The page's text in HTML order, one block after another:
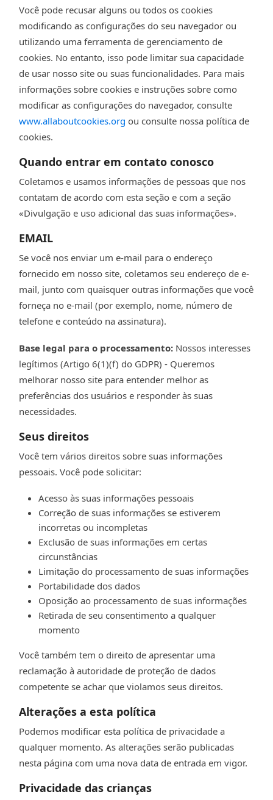
Você pode recusar alguns ou todos os cookies
modificando as configurações do seu navegador ou
utilizando uma ferramenta de gerenciamento de
cookies. No entanto, isso pode limitar sua capacidade
de usar nosso site ou suas funcionalidades. Para mais
informações sobre cookies e instruções sobre como
modificar as configurações do navegador, consulte
www.allaboutcookies.org ou consulte nossa política de
cookies.
Quando entrar em contato conosco
Coletamos e usamos informações de pessoas que nos
contatam de acordo com esta seção e com a seção
«Divulgação e uso adicional das suas informações».
EMAIL
Se você nos enviar um e-mail para o endereço
fornecido em nosso site, coletamos seu endereço de e-
mail, junto com quaisquer outras informações que você
forneça no e-mail (por exemplo, nome, número de
telefone e conteúdo na assinatura).
Base legal para o processamento:Nossos interesses
legítimos (Artigo 6(1)(f) do GDPR) - Queremos
melhorar nosso site para entender melhor as
preferências dos usuários e responder às suas
necessidades.
Seus direitos
Você tem vários direitos sobre suas informações
pessoais. Você pode solicitar:
Acesso às suas informações pessoais
Correção de suas informações se estiverem
incorretas ou incompletas
Exclusão de suas informações em certas
circunstâncias
Limitação do processamento de suas informações
Portabilidade dos dados
Oposição ao processamento de suas informações
Retirada de seu consentimento a qualquer
momento
Você também tem o direito de apresentar uma
reclamação à autoridade de proteção de dados
competente se achar que violamos seus direitos.
Alterações a esta política
Podemos modificar esta política de privacidade a
qualquer momento. As alterações serão publicadas
nesta página com uma nova data de entrada em vigor.
Privacidade das crianças